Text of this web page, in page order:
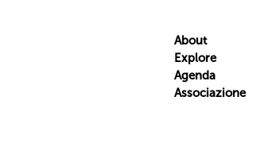
About
Explore
Agenda
Associazione